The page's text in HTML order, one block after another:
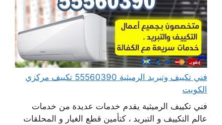
فني تكييف وتبريد الرميثية 55560390 تكييف مركزي
الكويت
فني تكييف الرميثية يقدم خدمات عديدة من خدمات
عالم التكييف و التبريد ، كتأمين قطع الغيار و المحلقات